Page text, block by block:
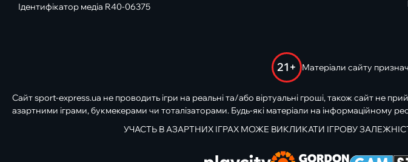
Ідентифікатор медіа R40-06375
21+ Матеріали сайту
Сайт sport-express.ua не проводить ігри на реальні та/або віртуальні гроші, також сайт не
азартними іграми, букмекерами чи тоталізаторами. Будь-які матеріали на інформаційному
УЧАСТЬ В АЗАРТНИХ ІГРАХ МОЖЕ ВИКЛИКАТИ ІГРОВУ